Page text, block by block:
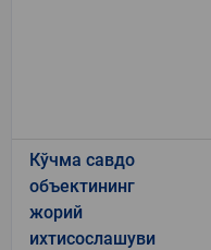
Кўчма савдо
объектининг
жорий
ихтисослашуви